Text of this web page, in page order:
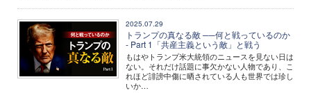
2025.07.29
トランプの真なる敵 ──何と戦っているのか
- Part 1「共産主義という敵」と戦う
もはやトランプ米大統領のニュースを見ない日は
ない。それだけ話題に事欠かない人物であり、こ
れほど誹謗中傷に晒されている人も世界では珍し
いか…